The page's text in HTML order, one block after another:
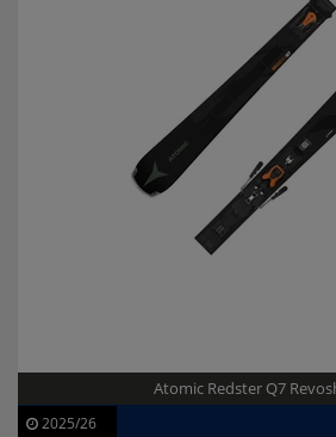
Atomic Redster Q7
2025/26